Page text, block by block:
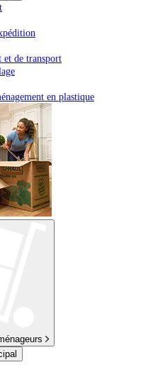
et de transport
en plastique